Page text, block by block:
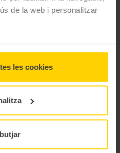
de la web i personalitzar
les cookies